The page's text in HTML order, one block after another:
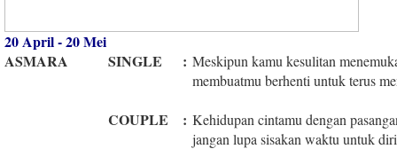
20 April - 20 Mei
ASMARA
SINGLE : Meskipun kamu kesulitan
membuatmu berhenti untuk terus
COUPLE : Kehidupan cintamu dengan
jangan lupa sisakan waktu untuk